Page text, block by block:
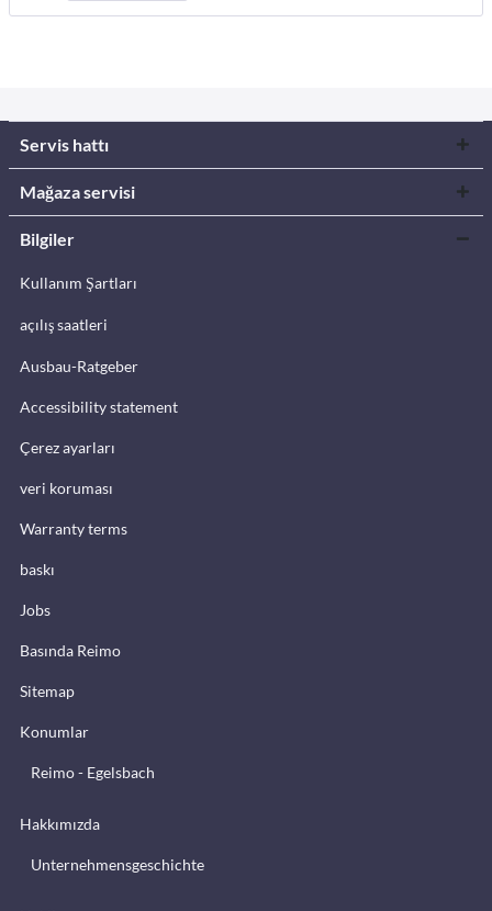
Servis hattı
Mağaza servisi
Bilgiler
Kullanım Şartları
açılış saatleri
Ausbau-Ratgeber
Accessibility statement
Çerez ayarları
veri koruması
Warranty terms
baskı
Jobs
Basında Reimo
Sitemap
Konumlar
Reimo - Egelsbach
Hakkımızda
Unternehmensgeschichte